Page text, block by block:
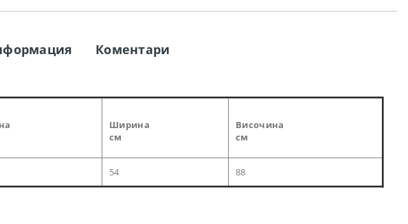
Ширина
см
Височина
см
54 88
Коментари